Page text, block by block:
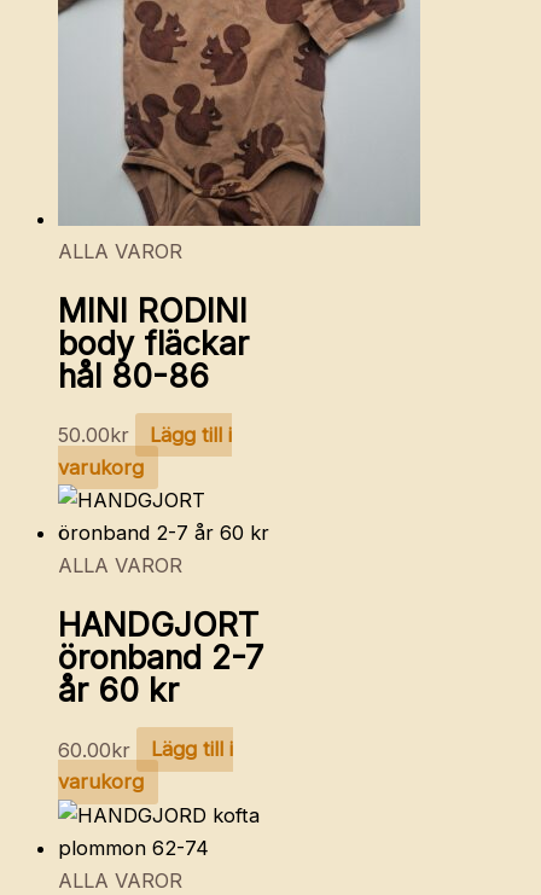
ALLA VAROR
MINI RODINI
body fläckar
hål 80-86
50.00kr
Lägg till i
varukorg
ALLA VAROR
HANDGJORT
öronband 2-7
år 60 kr
60.00kr
Lägg till i
varukorg
ALLA VAROR